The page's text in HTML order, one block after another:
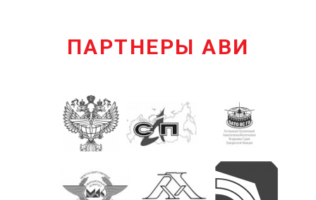
ПАРТНЕРЫ АВИ